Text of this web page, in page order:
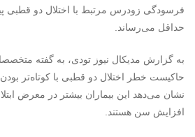
فرسودگی زودرس مرتبط با اختلال دو قطبی
حداقل می‌رساند.
به گزارش مدیکال نیوز تودی، به گفته
حاکیست خطر اختلال دو قطبی با کوتاه‌تر
نشان می‌دهد این بیماران بیشتر در معرض
افزایش سن هستند.